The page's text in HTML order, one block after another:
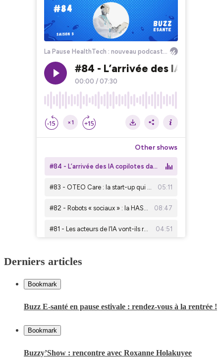
Derniers articles
Bookmark
Buzz E-santé en pause estivale : rendez-vous à la rentrée !
Bookmark
Buzzy’Show : rencontre avec Roxanne Holakuyee